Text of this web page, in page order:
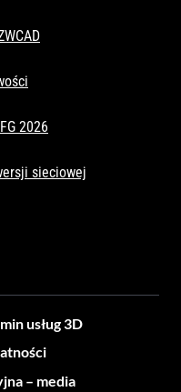
2026
sieciowej
usług 3D
– media